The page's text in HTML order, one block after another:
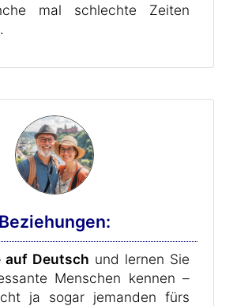
mal schlechte Zeiten
Beziehungen:
auf Deutsch und lernen Sie
Menschen kennen –
ja sogar jemanden fürs